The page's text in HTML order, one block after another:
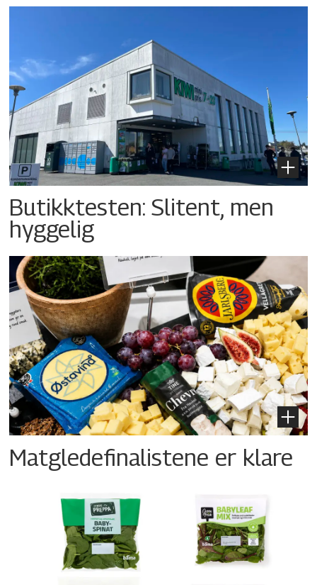
Butikktesten: Slitent, men
hyggelig
Matgledefinalistene er klare